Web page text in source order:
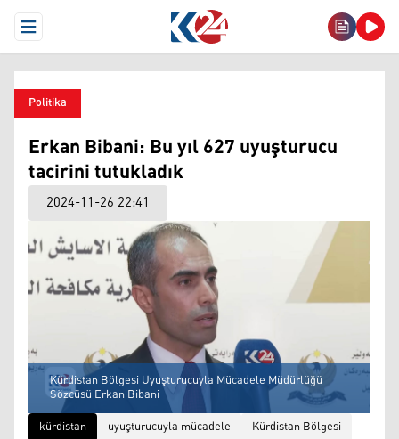
Open Menu
Politika
Erkan Bibani: Bu yıl 627 uyuşturucu
tacirini tutukladık
2024-11-26 22:41
Kürdistan Bölgesi Uyuşturucuyla Mücadele Müdürlüğü
Sözcüsü Erkan Bibani
kürdistan
uyuşturucuyla mücadele Kürdistan Bölgesi